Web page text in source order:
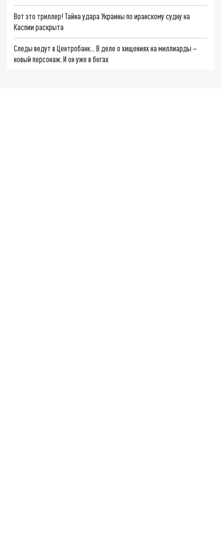
Вот это триллер! Тайна удара Украины по иранскому судну на
Каспии раскрыта
Следы ведут в Центробанк… В деле о хищениях на миллиарды –
новый персонаж. И он уже в бегах